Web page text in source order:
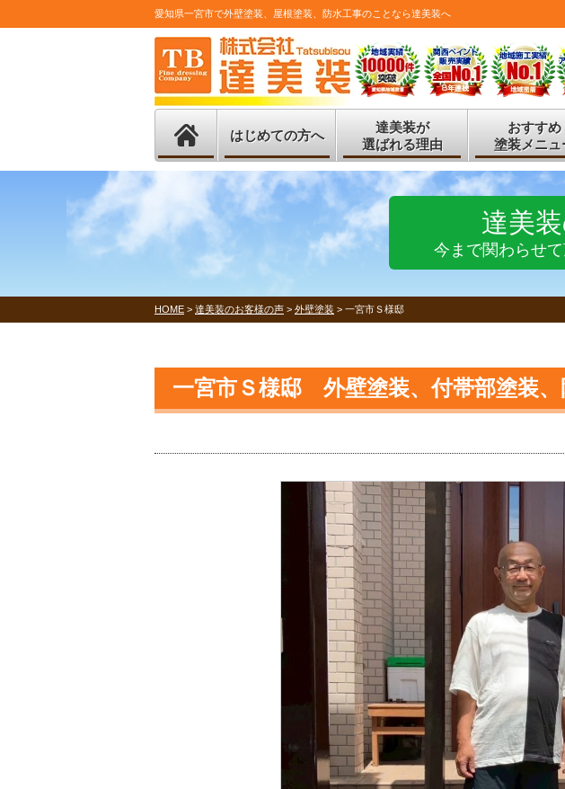
愛知県一宮市で外壁塗装、屋根塗装、防水工事のことなら達美装へ
はじめての方へ
達美装が
選ばれる理由
おすすめ
塗装メニュ
達美
今まで関わらせ
HOME > 達美装のお客様の声 > 外壁塗装 > 一宮市Ｓ様邸
一宮市Ｓ様邸 外壁塗装、付帯部塗装、